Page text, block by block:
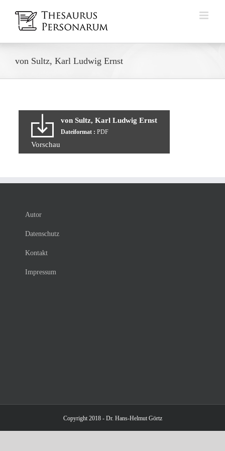
Inhalt
springen
von Sultz, Karl Ludwig Ernst
von Sultz, Karl Ludwig Ernst
Dateiformat : PDF
Vorschau
Autor
Datenschutz
Kontakt
Impressum
Copyright 2018 - Dr. Hans-Helmut Görtz